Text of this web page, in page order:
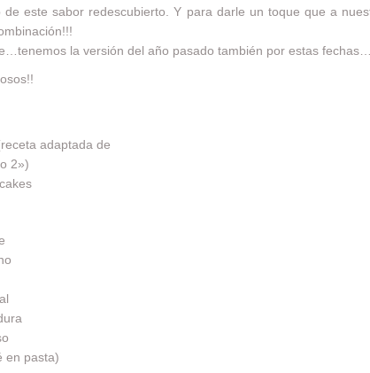
este sabor redescubierto. Y para darle un toque que a
la versión del año pasado también por estas
adaptada de
2»)
en pasta)